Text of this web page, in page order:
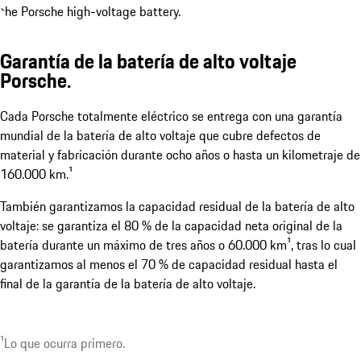
2 tapas de puerto de carga eléctricas.
1Disponible opcionalmente con hasta 22 kW.
Mostrar más
Garantía de la batería de alto voltaje
Porsche.
Cada Porsche totalmente eléctrico se entrega con una garantía
mundial de la batería de alto voltaje que cubre defectos de
material y fabricación durante ocho años o hasta un kilometraje de
160.000 km.¹
También garantizamos la capacidad residual de la batería de alto
voltaje: se garantiza el 80 % de la capacidad neta original de la
batería durante un máximo de tres años o 60.000 km¹, tras lo cual
garantizamos al menos el 70 % de capacidad residual hasta el
final de la garantía de la batería de alto voltaje.
¹Lo que ocurra primero.